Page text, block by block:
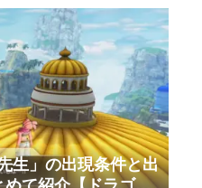
生」の出現条件と出